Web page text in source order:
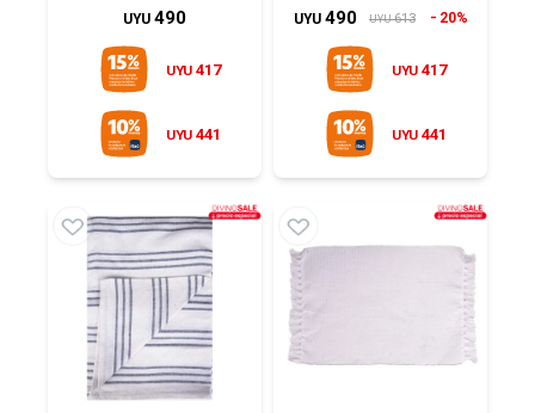
UYU 490
UYU 417
UYU 441
UYU 490 UYU 613 20%
UYU 417
UYU 441